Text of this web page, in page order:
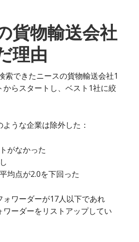
貨物輸送会社
理由
索できたニースの貨物輸送会社1
からスタートし、ベスト1社に絞
うな企業は除外した：
がなかった
均点が2.0を下回った
ォワーダーが17人以下であれ
ワーダーをリストアップしてい